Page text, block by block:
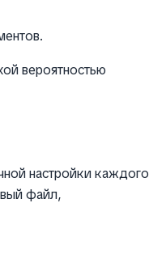
вероятностью
настройки каждого
файл,